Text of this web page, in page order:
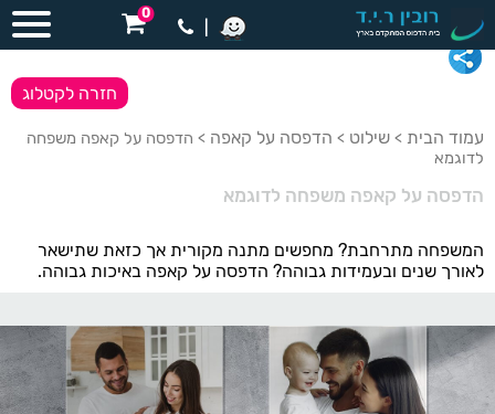
0
עמוד הבית > שילוט > הדפסה על קאפה > הדפסה על קאפה משפחה
לדוגמא
הדפסה על קאפה משפחה לדוגמא
חזרה לקטלוג
המשפחה מתרחבת? מחפשים מתנה מקורית אך כזאת שתישאר
לאורך שנים ובעמידות גבוהה? הדפסה על קאפה באיכות גבוהה.